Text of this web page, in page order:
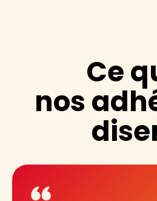
Ce
nos